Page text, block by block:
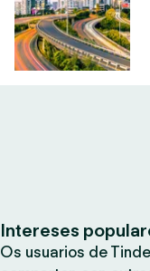
Intereses
Os usuarios de